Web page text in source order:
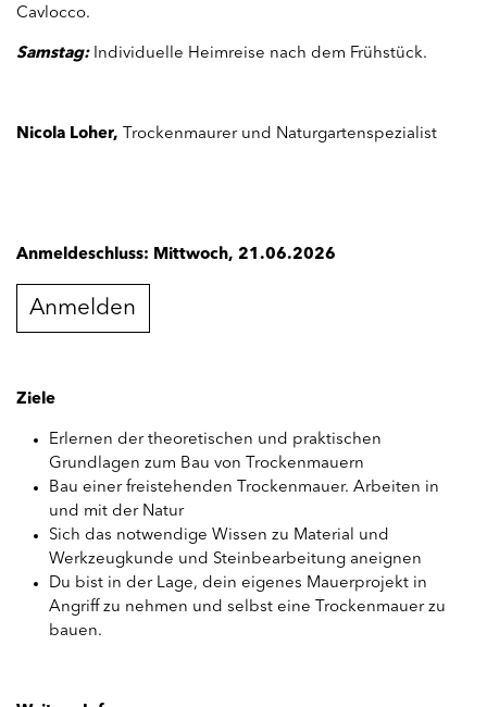
Cavlocco.
Samstag: Individuelle Heimreise nach dem Frühstück.
Nicola Loher, Trockenmaurer und Naturgartenspezialist
Anmeldeschluss: Mittwoch, 21.06.2026
Anmelden
Ziele
Erlernen der theoretischen und praktischen
Grundlagen zum Bau von Trockenmauern
Bau einer freistehenden Trockenmauer. Arbeiten in
und mit der Natur
Sich das notwendige Wissen zu Material und
Werkzeugkunde und Steinbearbeitung aneignen
Du bist in der Lage, dein eigenes Mauerprojekt in
Angriff zu nehmen und selbst eine Trockenmauer zu
bauen.